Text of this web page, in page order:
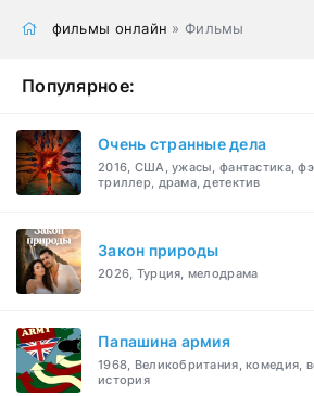
фильмы онлайн » Фильмы
Популярное:
Очень странные дела
2016, США, ужасы, фантастика,
триллер, драма, детектив
Закон природы
2026, Турция, мелодрама
Папашина армия
1968, Великобритания, комедия,
история